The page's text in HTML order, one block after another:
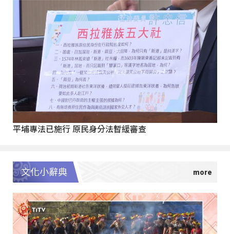
平埔專法已施行 原民身分法暫緩審查
文化小辭典